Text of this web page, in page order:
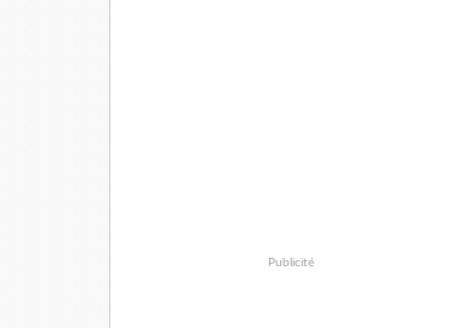
Publicité